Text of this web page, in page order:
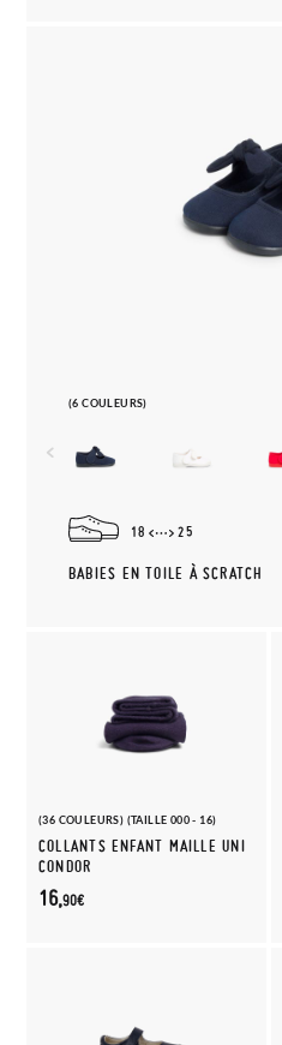
(6 COULEURS)
18 25
BABIES EN TOILE À SCRATCH
(36 COULEURS) (TAILLE 000 - 16)
COLLANTS ENFANT MAILLE UNI
CONDOR
16,90€